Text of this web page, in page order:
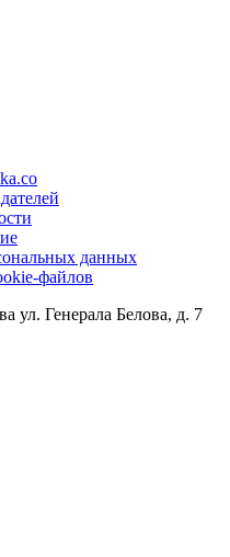
данных
файлов
ул. Генерала Белова, д. 7